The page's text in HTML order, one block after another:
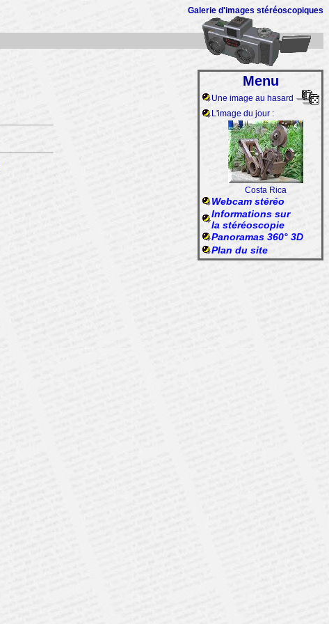
Galerie d'images stéréoscopiques
Menu
Une image au hasard
L'image du jour :
Costa Rica
Webcam stéréo
Informations sur
la stéréoscopie
Panoramas 360° 3D
Plan du site